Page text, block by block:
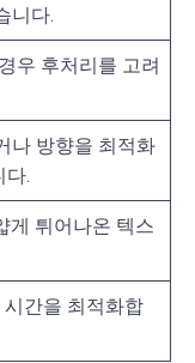
니다.
우 후처리를 고려
나 방향을 최적화
다.
게 튀어나온 텍스
시간을 최적화합